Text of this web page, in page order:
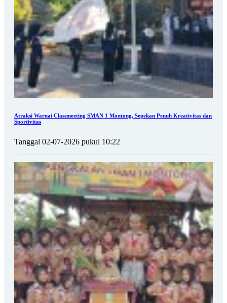
Atraksi Warnai Classmeeting SMAN 1 Montong, Sepekan Penuh Kreativitas dan
Sportivitas
Tanggal 02-07-2026 pukul 10:22